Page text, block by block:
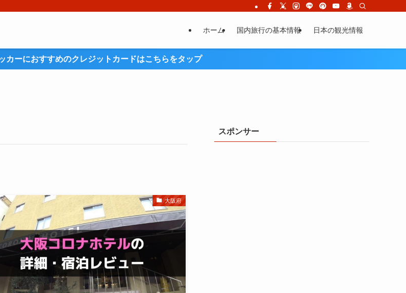
ホーム 国内旅行の基本情報 日本の観光情報
カーにおすすめのクレジットカードはこちらをタップ
大阪府
スポンサー